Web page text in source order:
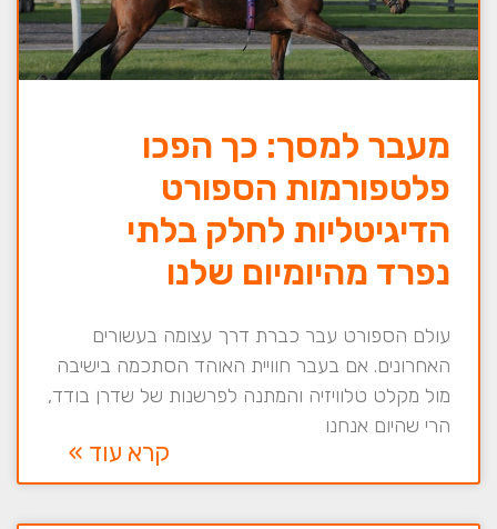
מעבר למסך: כך הפכו
פלטפורמות הספורט
הדיגיטליות לחלק בלתי
נפרד מהיומיום שלנו
עולם הספורט עבר כברת דרך עצומה בעשורים
האחרונים. אם בעבר חוויית האוהד הסתכמה בישיבה
מול מקלט טלוויזיה והמתנה לפרשנות של שדרן בודד,
הרי שהיום אנחנו
קרא עוד »